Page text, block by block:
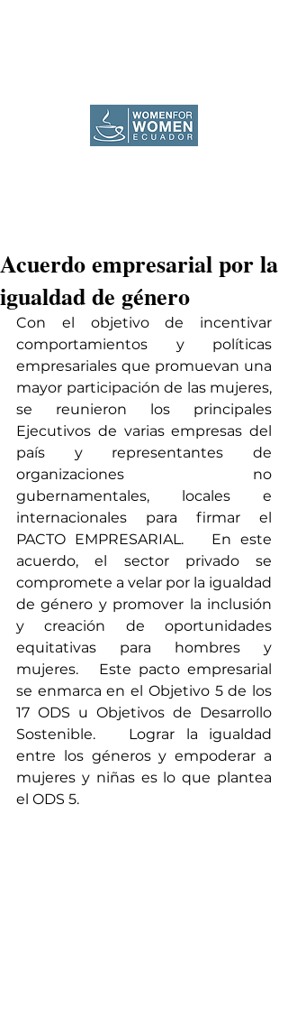
Acuerdo empresarial por la
igualdad de género
Con el objetivo de incentivar
comportamientos y políticas
empresariales que promuevan una
mayor participación de las mujeres,
se reunieron los principales
Ejecutivos de varias empresas del
país y representantes de
organizaciones no
gubernamentales, locales e
internacionales para firmar el
PACTO EMPRESARIAL.   En este
acuerdo, el sector privado se
compromete a velar por la igualdad
de género y promover la inclusión
y creación de oportunidades
equitativas para hombres y
mujeres.   Este pacto empresarial
se enmarca en el Objetivo 5 de los
17 ODS u Objetivos de Desarrollo
Sostenible.   Lograr la igualdad
entre los géneros y empoderar a
mujeres y niñas es lo que plantea
el ODS 5.